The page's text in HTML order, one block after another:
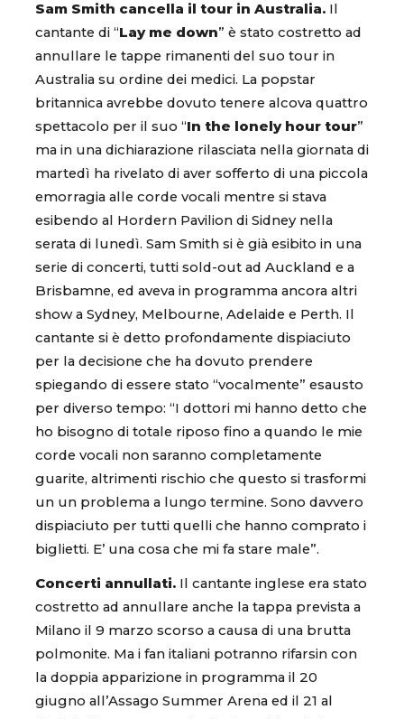
Sam Smith cancella il tour in Australia. Il
cantante di “Lay me down” è stato costretto ad
annullare le tappe rimanenti del suo tour in
Australia su ordine dei medici. La popstar
britannica avrebbe dovuto tenere alcova quattro
spettacolo per il suo “In the lonely hour tour”
ma in una dichiarazione rilasciata nella giornata di
martedì ha rivelato di aver sofferto di una piccola
emorragia alle corde vocali mentre si stava
esibendo al Hordern Pavilion di Sidney nella
serata di lunedì. Sam Smith si è già esibito in una
serie di concerti, tutti sold-out ad Auckland e a
Brisbamne, ed aveva in programma ancora altri
show a Sydney, Melbourne, Adelaide e Perth. Il
cantante si è detto profondamente dispiaciuto
per la decisione che ha dovuto prendere
spiegando di essere stato “vocalmente” esausto
per diverso tempo: “I dottori mi hanno detto che
ho bisogno di totale riposo fino a quando le mie
corde vocali non saranno completamente
guarite, altrimenti rischio che questo si trasformi
un un problema a lungo termine. Sono davvero
dispiaciuto per tutti quelli che hanno comprato i
biglietti. E’ una cosa che mi fa stare male”.
Concerti annullati. Il cantante inglese era stato
costretto ad annullare anche la tappa prevista a
Milano il 9 marzo scorso a causa di una brutta
polmonite. Ma i fan italiani potranno rifarsin con
la doppia apparizione in programma il 20
giugno all’Assago Summer Arena ed il 21 al